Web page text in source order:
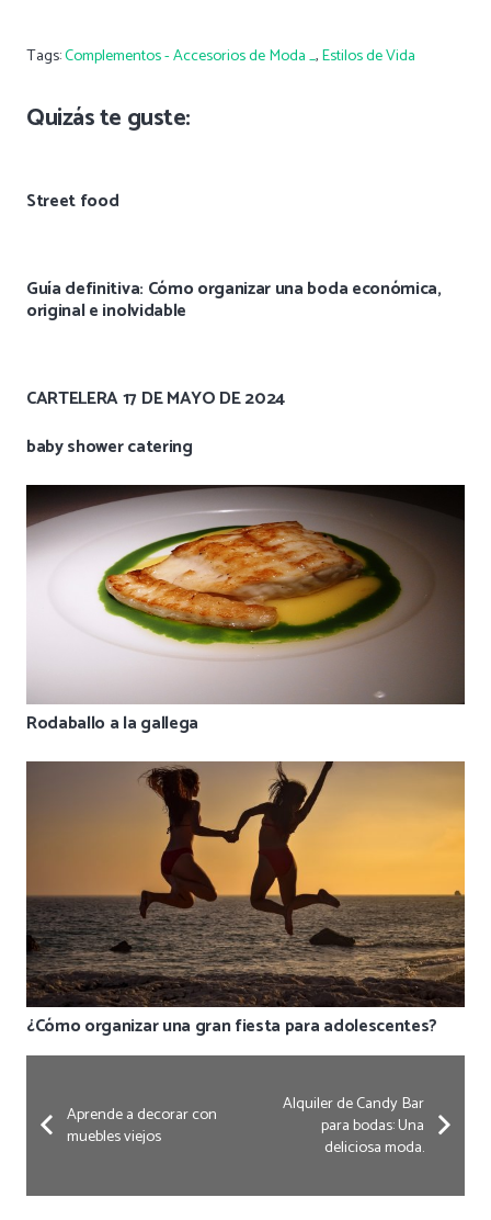
Tags:Complementos - Accesorios de Moda _,Estilos de Vida
Quizás te guste:
Street food
Guía definitiva: Cómo organizar una boda económica,
original e inolvidable
CARTELERA 17 DE MAYO DE 2024
baby shower catering
Rodaballo a la gallega
¿Cómo organizar una gran fiesta para adolescentes?
Aprende a decorar con
muebles viejos
Alquiler de Candy Bar
para bodas: Una
deliciosa moda.